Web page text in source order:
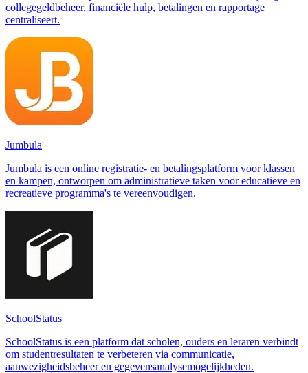
collegegeldbeheer, financiële hulp, betalingen en rapportage
centraliseert.
Jumbula
Jumbula is een online registratie- en betalingsplatform voor klassen
en kampen, ontworpen om administratieve taken voor educatieve en
recreatieve programma's te vereenvoudigen.
SchoolStatus
SchoolStatus is een platform dat scholen, ouders en leraren verbindt
om studentresultaten te verbeteren via communicatie,
aanwezigheidsbeheer en gegevensanalysemogelijkheden.